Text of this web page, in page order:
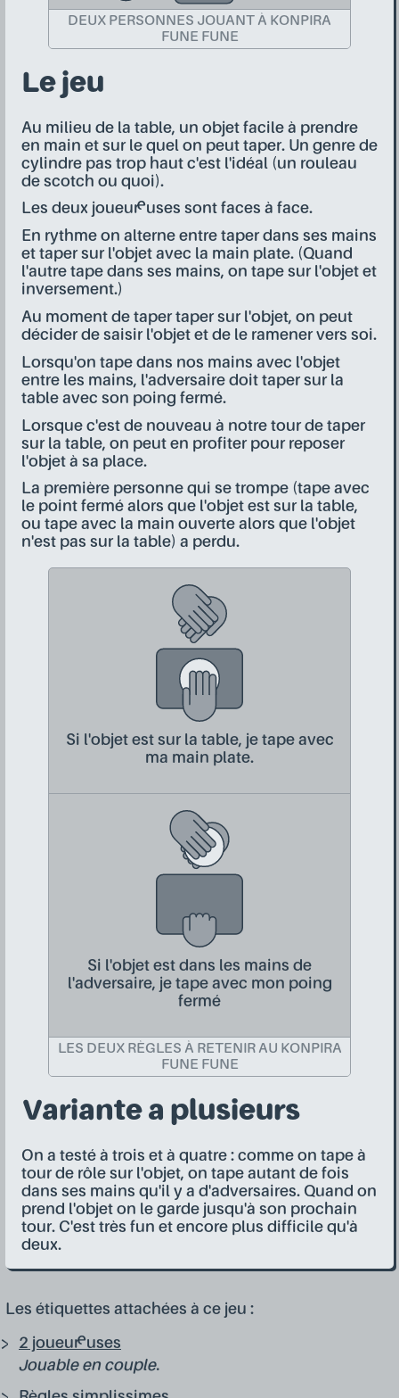
DEUX PERSONNES JOUANT À KONPIRA
FUNE FUNE
Le jeu
Au milieu de la table, un objet facile à prendre
en main et sur le quel on peut taper. Un genre de
cylindre pas trop haut c'est l'idéal (un rouleau
de scotch ou quoi).
Les deux joueur·euses sont faces à face.
En rythme on alterne entre taper dans ses mains
et taper sur l'objet avec la main plate. (Quand
l'autre tape dans ses mains, on tape sur l'objet et
inversement.)
Au moment de taper taper sur l'objet, on peut
décider de saisir l'objet et de le ramener vers soi.
Lorsqu'on tape dans nos mains avec l'objet
entre les mains, l'adversaire doit taper sur la
table avec son poing fermé.
Lorsque c'est de nouveau à notre tour de taper
sur la table, on peut en profiter pour reposer
l'objet à sa place.
La première personne qui se trompe (tape avec
le point fermé alors que l'objet est sur la table,
ou tape avec la main ouverte alors que l'objet
n'est pas sur la table) a perdu.
Si l'objet est sur la table, je tape avec
ma main plate.
Si l'objet est dans les mains de
l'adversaire, je tape avec mon poing
fermé
LES DEUX RÈGLES À RETENIR AU KONPIRA
FUNE FUNE
Variante a plusieurs
On a testé à trois et à quatre : comme on tape à
tour de rôle sur l'objet, on tape autant de fois
dans ses mains qu'il y a d'adversaires. Quand on
prend l'objet on le garde jusqu'à son prochain
tour. C'est très fun et encore plus difficile qu'à
deux.
Les étiquettes attachées à ce jeu :
2 joueur·euses
Jouable en couple.